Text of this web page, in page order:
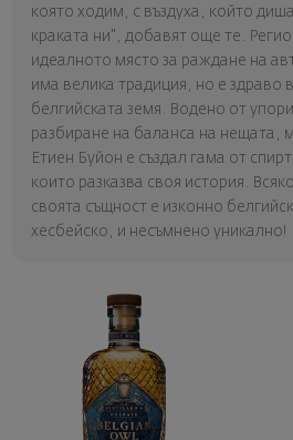
която ходим, с въздуха, който
краката ни", добавят още те.
идеалното място за раждане на
има велика традиция, но е здраво
белгийската земя. Водено от
разбиране на баланса на нещата,
Етиен Буйон е създал гама от
които разказва своя история.
своята същност е изконно
хесбейско, и несъмнено уникално!